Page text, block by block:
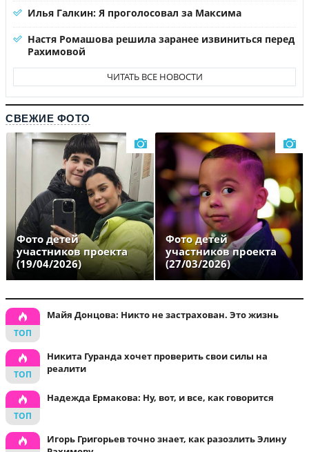
Илья Галкин: Я проголосовал за Максима
Настя Ромашова решила заранее извиниться перед
Рахимовой
ЧИТАТЬ ВСЕ НОВОСТИ
СВЕЖИЕ ФОТО
Фото детей
участников проекта
(19/04/2026)
Фото детей
участников проекта
(27/03/2026)
Майя Донцова: Никто не застрахован. Это жизнь
Никита Гуранда хочет проверить свои силы на
реалити
Надежда Ермакова: Ну, вот, и все, как говорится
Игорь Григорьев точно знает, как разозлить Элину